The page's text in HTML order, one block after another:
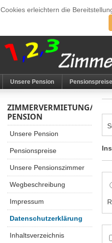
Cookies erleichtern die
Unsere Pension Pensionspreise
ZIMMERVERMIETUNG/
PENSION
Unsere Pension
Pensionspreise
Unsere Pensionszimmer
Wegbeschreibung
Impressum
Datenschutzerklärung
Inhaltsverzeichnis